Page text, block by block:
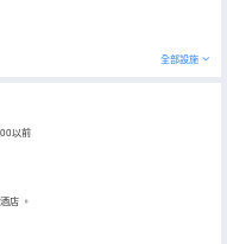
全部設施
以前
店 。